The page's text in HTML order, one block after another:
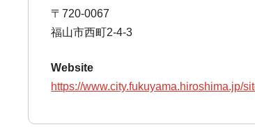
〒720-0067
福山市西町2-4-3
Website
https://www.city.fukuyama.hiroshima.jp/